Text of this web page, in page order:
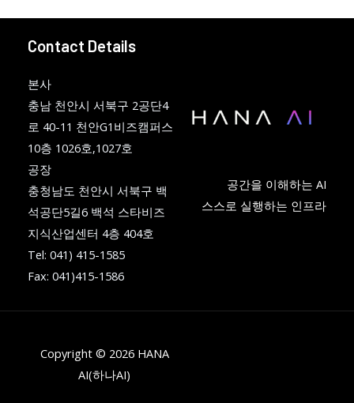
Contact Details
본사
충남 천안시 서북구 2공단4
로 40-11 천안G1비즈캠퍼스
10층 1026호,1027호
공장
충청남도 천안시 서북구 백
석공단5길6 백석 스타비즈
지식산업센터 4층 404호
Tel: 041) 415-1585
Fax: 041)415-1586
공간을 이해하는 AI
스스로 실행하는 인프라
Copyright © 2026 HANA
AI(하나AI)